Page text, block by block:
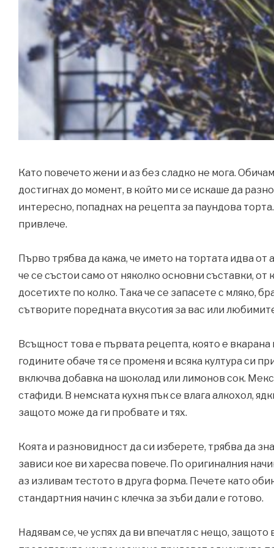
Като повечето жени и аз без сладко не мога.
достигнах до момент, в който ми се искаше да
интересно, попаднах на рецепта за паундова
привлече.
Първо трябва да кажа, че името на тортата идва
че се състои само от няколко основни съставки, от
досетихте по колко. Така че се запасете с мляко,
сътворите поредната вкусотия за вас или
Всъщност това е първата рецепта, която е
годините обаче тя се променя и всяка култура си
включва добавка на шоколад или лимонов сок.
стафиди. В немската кухня пък се влага алкохол,
защото може да ги пробвате и тях.
Коята и разновидност да си изберете, трябва да
зависи кое ви харесва повече. По оригиналния
аз изливам тестото в друга форма. Печете като
стандартния начин с клечка за зъби дали е готово.
Надявам се, че успях да ви впечатля с нещо,